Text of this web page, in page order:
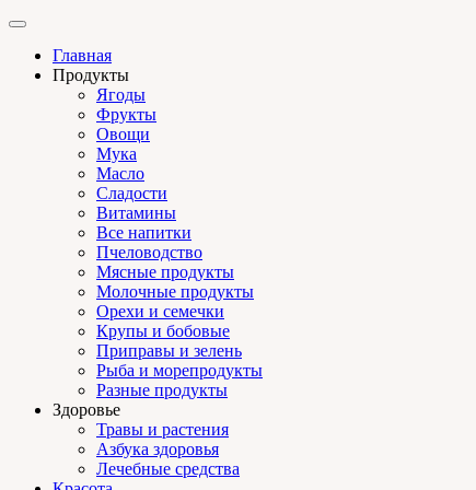
Главная
Продукты
Ягоды
Фрукты
Овощи
Мука
Масло
Сладости
Витамины
Все напитки
Пчеловодство
Мясные продукты
Молочные продукты
Орехи и семечки
Крупы и бобовые
Приправы и зелень
Рыба и морепродукты
Разные продукты
Здоровье
Травы и растения
Азбука здоровья
Лечебные средства